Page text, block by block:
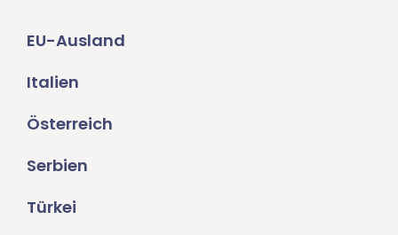
EU-Ausland
Italien
Österreich
Serbien
Türkei